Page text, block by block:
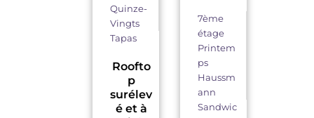
Quinze-
Vingts
Tapas
Roofto
p
surélev
é et à
7ème
étage
Printem
ps
Haussm
ann
Sandwic